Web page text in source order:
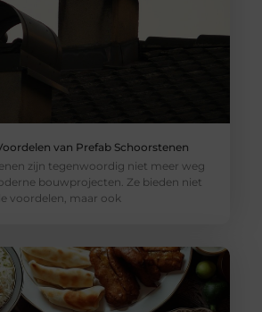
van Prefab Schoorstenen
zijn tegenwoordig niet meer weg
bouwprojecten. Ze bieden niet
voordelen, maar ook